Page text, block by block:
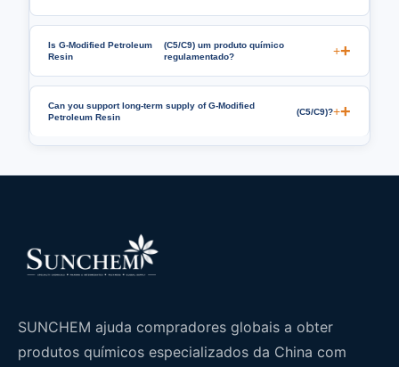
Is G-Modified Petroleum
Resin
(C5/C9) um produto químico
regulamentado?
+
Can you support long-term supply of G-Modified
Petroleum Resin
(C5/C9)?+
SUNCHEM ajuda compradores globais a obter
produtos químicos especializados da China com